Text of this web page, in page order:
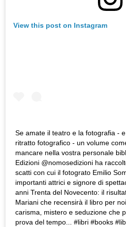
View this post on Instagram
Se amate il teatro e la fotografia -
ritratto fotografico - un volume
mancare nella vostra personale
Edizioni @nomosedizioni ha
scatti con cui il fotograto Emilio
importanti attrici e signore di
anni Trenta del Novecento: il
Mariani che recensirà il libro per
carisma, mistero e seduzione che
prova del tempo... #libri #books